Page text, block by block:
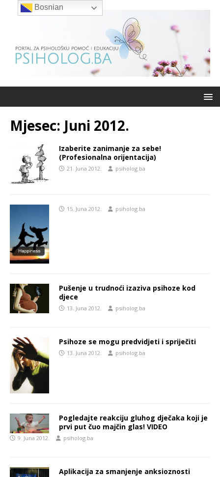
Mjesec: Juni 2012.
Izaberite zanimanje za sebe!
(Profesionalna orijentacija)
21. Juna 2012. psiholog.ba
15. Juna 2012. psiholog.ba
Pušenje u trudnoći izaziva psihoze kod
djece
13. Juna 2012. psiholog.ba
Psihoze se mogu predvidjeti i spriječiti
13. Juna 2012. psiholog.ba
Pogledajte reakciju gluhog dječaka koji je
prvi put čuo majčin glas! VIDEO
9. Juna 2012. psiholog.ba
Aplikacija za smanjenje anksioznosti
Bosnian